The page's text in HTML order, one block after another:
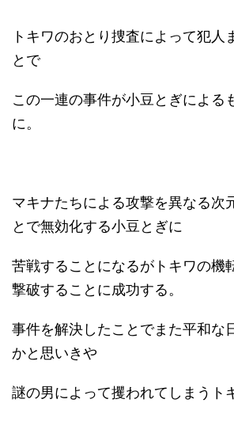
トキワのおとり捜査によって犯人
とで
この一連の事件が小豆とぎによる
に。
マキナたちによる攻撃を異なる次
とで無効化する小豆とぎに
苦戦することになるがトキワの機
撃破することに成功する。
事件を解決したことでまた平和な
かと思いきや
謎の男によって攫われてしまうト